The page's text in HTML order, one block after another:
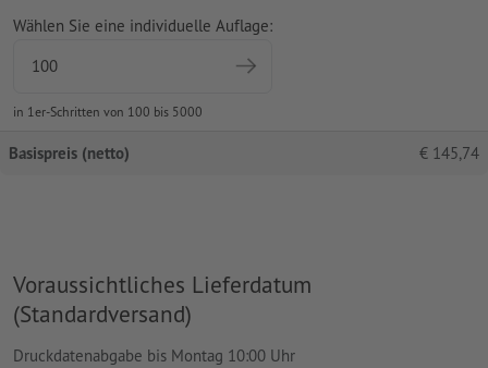
Wählen Sie eine individuelle Auflage:
in 1er-Schritten von 100 bis 5000
Basispreis (netto) € 145,74
Voraussichtliches Lieferdatum
(Standardversand)
Druckdatenabgabe bis Montag 10:00 Uhr